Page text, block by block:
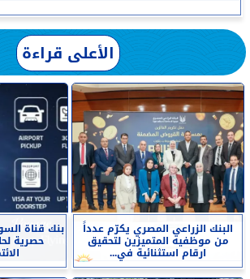
الأعلى قراءة
البنك الزراعي المصري يكرّم عدداً
من موظفيه المتميزين لتحقيق
ارقام استثنائية في...
بنك قناة
حصرية